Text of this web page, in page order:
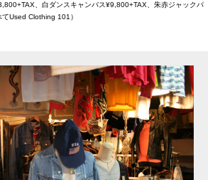
、白ダンスキャンバス¥9,800+TAX、朱赤ジャックパ
Used Clothing 101）